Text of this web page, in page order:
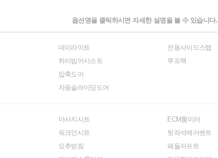
옵션명을 클릭하시면 자세한 설명을 볼 수 있습니다.
데이라이트
하이빔어시스트
압축도어
자동슬라이딩도어
전동사이드스탭
루프랙
마사지시트
워크인시트
요추받침
ECM룸미러
뒷좌석에어벤트
패들쉬프트